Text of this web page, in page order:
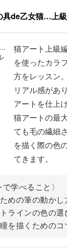
レンジをして
描く
を入れる
塗って仕上げる
具de乙女猫…上
猫アート上級
を使ったカラ
方をレッスン
リアル感があ
アートを仕上
猫アートの最
ても毛の繊細
を描く際の色
てきます。
学べること〉
めの筆の動かし
ラインの色の選
を描くためのコ